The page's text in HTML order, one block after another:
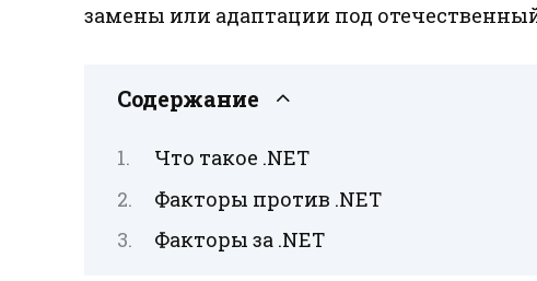
замены или адаптации под
Содержание
Что такое .NET
Факторы против .NET
Факторы за .NET